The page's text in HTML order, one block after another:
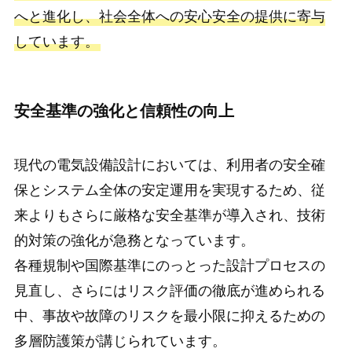
へと進化し、社会全体への安心安全の提供に寄与
しています。
安全基準の強化と信頼性の向上
現代の電気設備設計においては、利用者の安全確
保とシステム全体の安定運用を実現するため、従
来よりもさらに厳格な安全基準が導入され、技術
的対策の強化が急務となっています。
各種規制や国際基準にのっとった設計プロセスの
見直し、さらにはリスク評価の徹底が進められる
中、事故や故障のリスクを最小限に抑えるための
多層防護策が講じられています。